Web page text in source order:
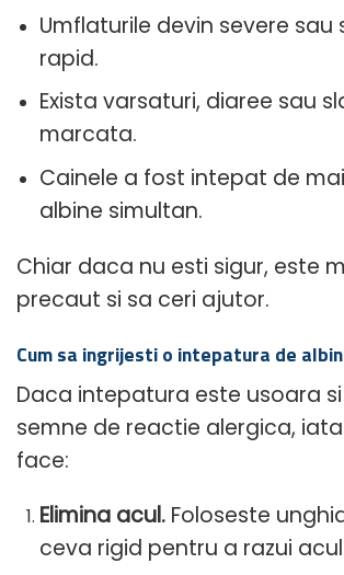
Umflaturile devin severe sau
rapid.
Exista varsaturi, diaree sau
marcata.
Cainele a fost intepat de
albine simultan.
Chiar daca nu esti sigur, este
precaut si sa ceri ajutor.
Cum sa ingrijesti o intepatura de
Daca intepatura este usoara
semne de reactie alergica,
face:
Elimina acul.Foloseste
ceva rigid pentru a razui